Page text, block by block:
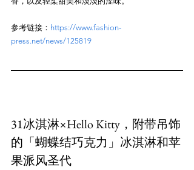
参考链接： https://www.fashion-
press.net/news/125819
31冰淇淋×Hello Kitty，附带吊饰
的「蝴蝶结巧克力」冰淇淋和苹
果派风圣代